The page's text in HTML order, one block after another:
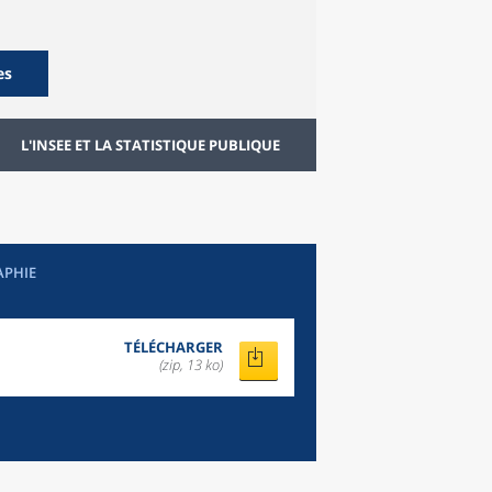
L'INSEE ET LA STATISTIQUE PUBLIQUE
TÉLÉCHARGER
(zip, 13 ko)